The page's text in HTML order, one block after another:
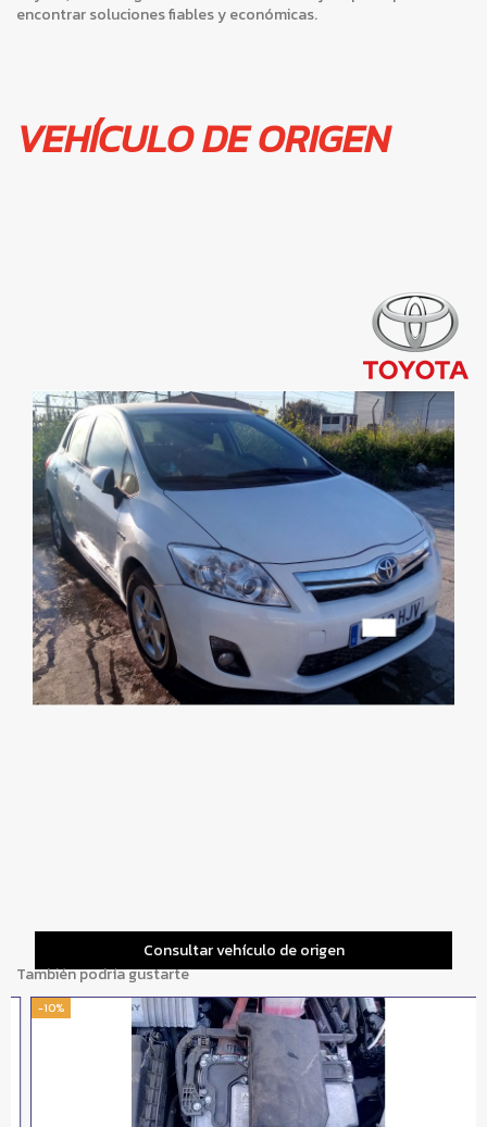
encontrar soluciones fiables y económicas.
VEHÍCULO DE ORIGEN
Consultar vehículo de origen
También podría gustarte
-10%